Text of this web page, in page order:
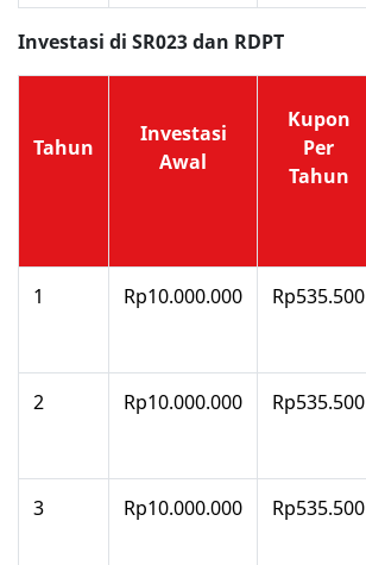
Investasi di SR023 dan RDPT
Tahun
Investasi
Awal
Kupon
Per
Tahun
1 Rp10.000.000 Rp535.500
2 Rp10.000.000 Rp535.500
3 Rp10.000.000 Rp535.500